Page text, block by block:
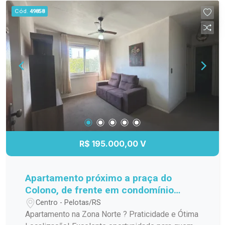
praia, proporcionando a comodidade de
aproveitar momentos de lazer à beira da Lagoa
dos Patos com poucos minutos de caminhada. A
região é valorizada, conta com infraestrutura
completa e está em constante crescimento,
oferecendo proximidade a mercados,
restaurantes, áreas de lazer e transporte público.
Uma excelente oportunidade para quem deseja
morar em um dos bairros mais charmosos de
Pelotas.
Cód. 49858
R$ 195.000,00 V
Apartamento próximo a praça do
Colono, de frente em condomínio
fechado
Centro - Pelotas/RS
Apartamento na Zona Norte ? Praticidade e Ótima